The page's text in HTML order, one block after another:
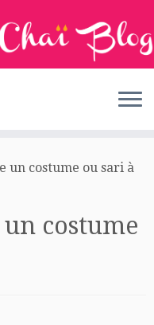
un costume ou sari à
costume